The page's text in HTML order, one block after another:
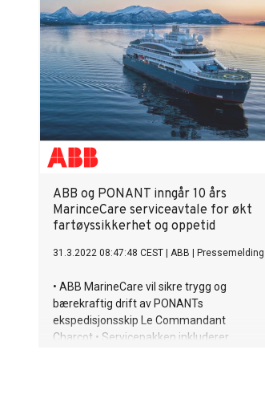
høyere sikkerhet, effektivitet,
produktivitet og bærekraft •
Prosessautomatiseringssystemer vil
utvikle seg, men forblir grunnleggende for
å muliggjøre noen av verdens mest
komplekse infrastrukturer
ABB og PONANT inngår 10 års
MarinceCare serviceavtale for økt
fartøyssikkerhet og oppetid
31.3.2022 08:47:48 CEST ABB Pressemelding
• ABB MarineCare vil sikre trygg og
bærekraftig drift av PONANTs
ekspedisjonsskip Le Commandant
Charcot • Servicepakken inkluderer